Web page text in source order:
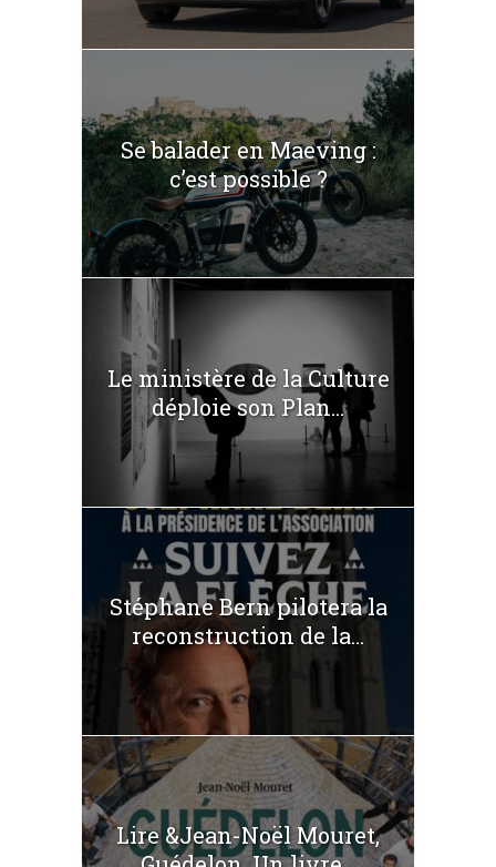
Se balader en Maeving :
c’est possible ?
Le ministère de la Culture
déploie son Plan...
Stéphane Bern pilotera la
reconstruction de la...
Lire &Jean-Noël Mouret,